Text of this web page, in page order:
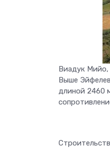
Виадук Мийо,
Выше
длиной 2460